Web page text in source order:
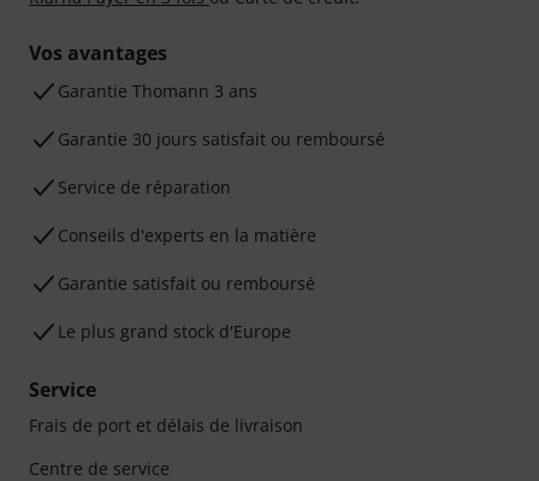
Vos avantages
Ga­ran­tie Thomann 3 ans
Garantie 30 jours satisfait ou remboursé
Service de réparation
Conseils d'experts en la matière
Garantie satisfait ou remboursé
Le plus grand stock d'Europe
Service
Frais de port et délais de livraison
Centre de service